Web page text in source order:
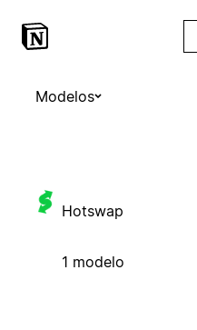
Modelos
Hotswap
1 modelo